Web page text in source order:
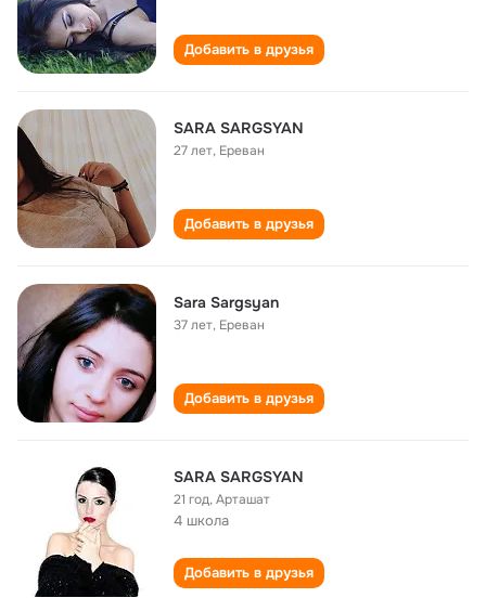
Добавить в друзья
SARA SARGSYAN
27 лет, Ереван
Добавить в друзья
Sara Sargsyan
37 лет, Ереван
Добавить в друзья
SARA SARGSYAN
21 год,Арташат
4 школа
Добавить в друзья